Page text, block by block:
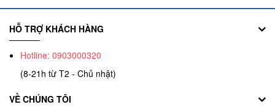
HỖ TRỢ KHÁCH HÀNG
Hotline: 0903000320
(8-21h từ T2 - Chủ nhật)
VỀ CHÚNG TÔI